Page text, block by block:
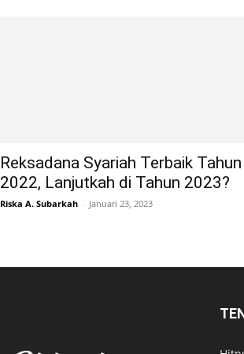
Reksadana Syariah Terbaik Tahun
2022, Lanjutkah di Tahun 2023?
Riska A. Subarkah - Januari 23, 2023